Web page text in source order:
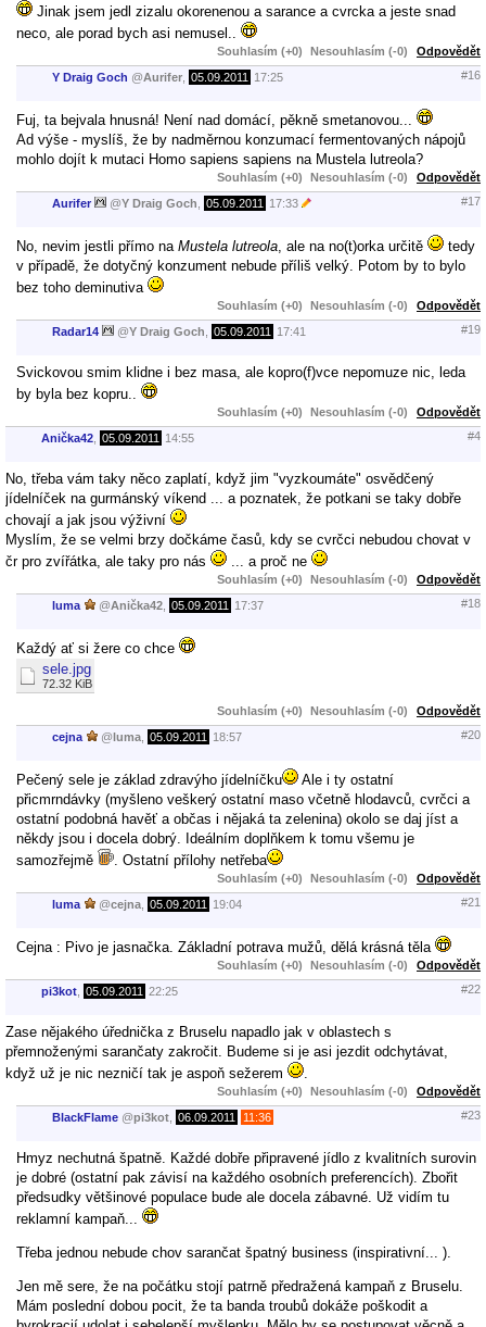
Jinak jsem jedl zizalu okorenenou a sarance a cvrcka a jeste snad
neco, ale porad bych asi nemusel..
Souhlasím (+0) Nesouhlasím (-0) Odpovědět
Y Draig Goch @Aurifer 05.09.2011 17:25 #16
Fuj, ta bejvala hnusná! Není nad domácí, pěkně smetanovou...
Ad výše - myslíš, že by nadměrnou konzumací fermentovaných nápojů
mohlo dojít k mutaci Homo sapiens sapiens na Mustela lutreola?
Souhlasím (+0) Nesouhlasím (-0) Odpovědět
Aurifer @Y Draig Goch 05.09.2011 17:33 #17
No, nevim jestli přímo na Mustela lutreola , ale na no(t)orka určitě
tedy
v případě, že dotyčný konzument nebude příliš velký. Potom by to bylo
bez toho deminutiva
Souhlasím (+0) Nesouhlasím (-0) Odpovědět
Radar14 @Y Draig Goch 05.09.2011 17:41 #19
Svickovou smim klidne i bez masa, ale kopro(f)vce nepomuze nic, leda
by byla bez kopru..
Souhlasím (+0) Nesouhlasím (-0) Odpovědět
Anička42 05.09.2011 14:55 #4
No, třeba vám taky něco zaplatí, když jim "vyzkoumáte" osvědčený
jídelníček na gurmánský víkend ... a poznatek, že potkani se taky dobře
chovají a jak jsou výživní
Myslím, že se velmi brzy dočkáme časů, kdy se cvrčci nebudou chovat v
čr pro zvířátka, ale taky pro nás
... a proč ne
Souhlasím (+0) Nesouhlasím (-0) Odpovědět
luma @Anička42 05.09.2011 17:37 #18
Každý ať si žere co chce
sele.jpg
72.32 KiB
Souhlasím (+0) Nesouhlasím (-0) Odpovědět
cejna @ luma 05.09.2011 18:57 #20
Pečený sele je základ zdravýho jídelníčku
Ale i ty ostatní
přicmrndávky (myšleno veškerý ostatní maso včetně hlodavců, cvrčci a
ostatní podobná havěť a občas i nějaká ta zelenina) okolo se daj jíst a
někdy jsou i docela dobrý. Ideálním doplňkem k tomu všemu je
samozřejmě
. Ostatní přílohy netřeba
Souhlasím (+0) Nesouhlasím (-0) Odpovědět
luma @cejna 05.09.2011 19:04 #21
Cejna : Pivo je jasnačka. Základní potrava mužů, dělá krásná těla
Souhlasím (+0) Nesouhlasím (-0) Odpovědět
pi3kot 05.09.2011 22:25 #22
Zase nějakého úřednička z Bruselu napadlo jak v oblastech s
přemnoženými sarančaty zakročit. Budeme si je asi jezdit odchytávat,
když už je nic nezničí tak je aspoň sežerem
Souhlasím (+0) Nesouhlasím (-0) Odpovědět
BlackFlame @pi3kot 06.09.2011 11:36 #23
Hmyz nechutná špatně. Každé dobře připravené jídlo z kvalitních surovin
je dobré (ostatní pak závisí na každého osobních preferencích). Zbořit
předsudky většinové populace bude ale docela zábavné. Už vidím tu
reklamní kampaň...
Třeba jednou nebude chov sarančat špatný business (inspirativní... ).
Jen mě sere, že na počátku stojí patrně předražená kampaň z Bruselu.
Mám poslední dobou pocit, že ta banda troubů dokáže poškodit a